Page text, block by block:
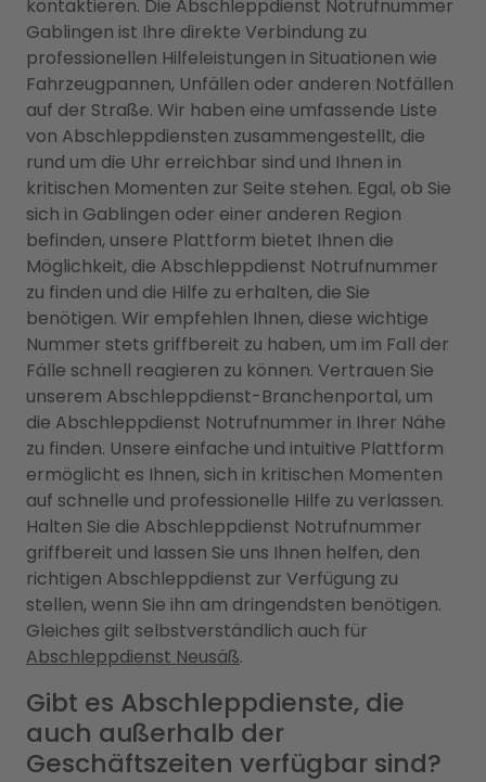
kontaktieren. Die Abschleppdienst Notrufnummer
Gablingen ist Ihre direkte Verbindung zu
professionellen Hilfeleistungen in Situationen wie
Fahrzeugpannen, Unfällen oder anderen Notfällen
auf der Straße. Wir haben eine umfassende Liste
von Abschleppdiensten zusammengestellt, die
rund um die Uhr erreichbar sind und Ihnen in
kritischen Momenten zur Seite stehen. Egal, ob Sie
sich in Gablingen oder einer anderen Region
befinden, unsere Plattform bietet Ihnen die
Möglichkeit, die Abschleppdienst Notrufnummer
zu finden und die Hilfe zu erhalten, die Sie
benötigen. Wir empfehlen Ihnen, diese wichtige
Nummer stets griffbereit zu haben, um im Fall der
Fälle schnell reagieren zu können. Vertrauen Sie
unserem Abschleppdienst-Branchenportal, um
die Abschleppdienst Notrufnummer in Ihrer Nähe
zu finden. Unsere einfache und intuitive Plattform
ermöglicht es Ihnen, sich in kritischen Momenten
auf schnelle und professionelle Hilfe zu verlassen.
Halten Sie die Abschleppdienst Notrufnummer
griffbereit und lassen Sie uns Ihnen helfen, den
richtigen Abschleppdienst zur Verfügung zu
stellen, wenn Sie ihn am dringendsten benötigen.
Gleiches gilt selbstverständlich auch für
Abschleppdienst Neusäß.
Gibt es Abschleppdienste, die
auch außerhalb der
Geschäftszeiten verfügbar sind?